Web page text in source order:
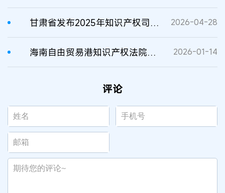
甘肃省发布2025年知识产权司法保护十大典型案例 2026-04-28
海南自由贸易港知识产权法院2025年度知识产权保护十大典型案例 2026-01-14
评论